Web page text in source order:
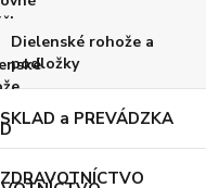
Dielenské rohože a
podložky
SKLAD a PREVÁDZKA
ZDRAVOTNÍCTVO